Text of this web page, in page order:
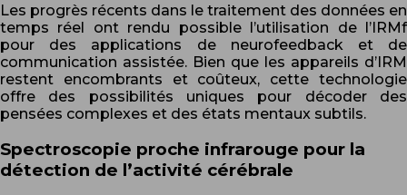
Les progrès récents dans le traitement des données en
temps réel ont rendu possible l’utilisation de l’IRMf
pour des applications de neurofeedback et de
communication assistée. Bien que les appareils d’IRM
restent encombrants et coûteux, cette technologie
offre des possibilités uniques pour décoder des
pensées complexes et des états mentaux subtils.
Spectroscopie proche infrarouge pour la
détection de l’activité cérébrale